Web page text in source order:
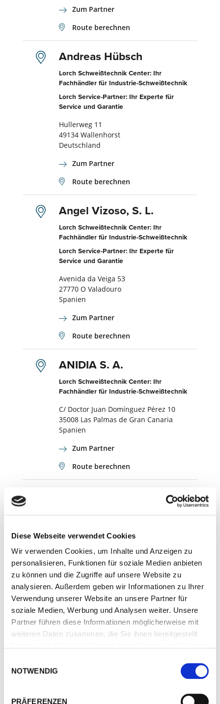
Diese Webseite verwendet Cookies
Wir verwenden Cookies, um Inhalte und Anzeigen zu
personalisieren, Funktionen für soziale Medien anbieten
zu können und die Zugriffe auf unsere Website zu
analysieren. Außerdem geben wir Informationen zu Ihrer
Verwendung unserer Website an unsere Partner für
soziale Medien, Werbung und Analysen weiter. Unsere
Partner führen diese Informationen möglicherweise mit
weiteren Daten zusammen, die Sie ihnen bereitgestellt
NOTWENDIG
PRÄFERENZEN
Zum Partner
Route berechnen
Andreas Hübsch
Lorch Schweißtechnik Center: Ihr
Fachhändler für Industrie-Schweißtechnik
Lorch Service-Partner: Ihr Experte für
Service und Garantie
Hullerweg 11
49134 Wallenhorst
Deutschland
Zum Partner
Route berechnen
Angel Vizoso, S. L.
Lorch Schweißtechnik Center: Ihr
Fachhändler für Industrie-Schweißtechnik
Lorch Service-Partner: Ihr Experte für
Service und Garantie
Avenida da Veiga 53
27770 O Valadouro
Spanien
Zum Partner
Route berechnen
ANIDIA S. A.
Lorch Schweißtechnik Center: Ihr
Fachhändler für Industrie-Schweißtechnik
C/ Doctor Juan Domínguez Pérez 10
35008 Las Palmas de Gran Canaria
Spanien
Zum Partner
Route berechnen
Obchodní 1279/1
301 00 Plzeň
Tschechien
Zum Partner
Route berechnen
Arcmaster Limited